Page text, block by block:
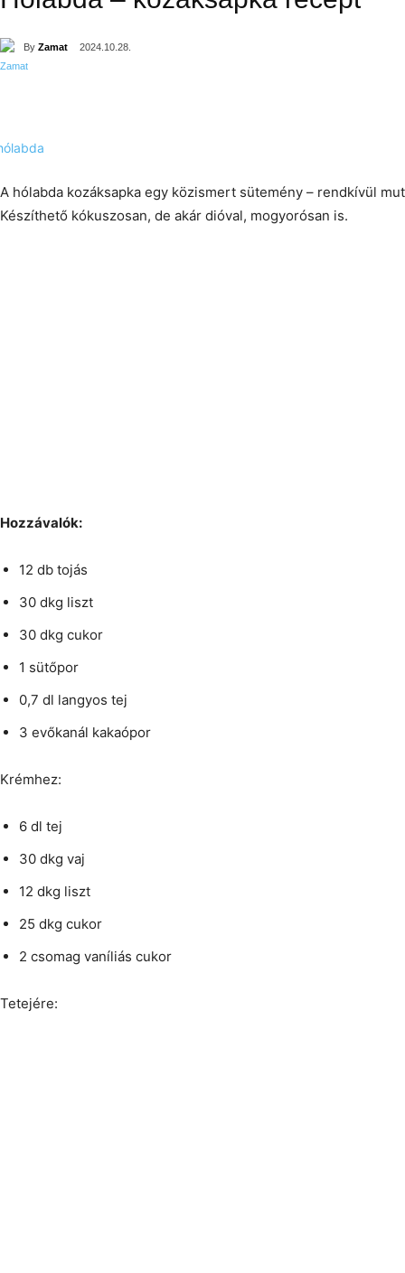
By Zamat 2024.10.28.
A hólabda kozáksapka egy közismert sütemény – rendkívül
Készíthető kókuszosan, de akár dióval, mogyorósan is.
Hozzávalók:
12 db tojás
30 dkg liszt
30 dkg cukor
1 sütőpor
0,7 dl langyos tej
3 evőkanál kakaópor
Krémhez:
6 dl tej
30 dkg vaj
12 dkg liszt
25 dkg cukor
2 csomag vaníliás cukor
Tetejére: